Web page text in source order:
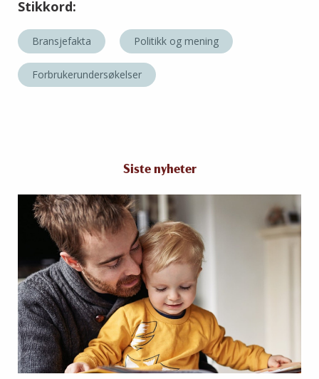
Stikkord:
Bransjefakta Politikk og mening
Forbrukerundersøkelser
Siste nyheter